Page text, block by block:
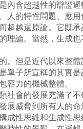
含超越性的辯證邏
人的特性問題、應
超越還原論。它既
理論。當然，生成也
但是近代以來整體
單子所宣稱的其實
容力的機械整體。
會的發展充滿了不
展威脅到所有人的
成性思維和生成性